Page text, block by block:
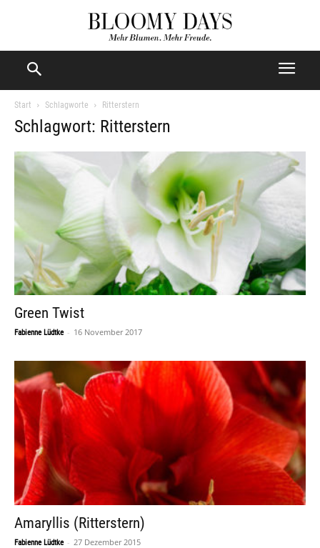
Start Schlagworte Ritterstern
Schlagwort: Ritterstern
Green Twist
Fabienne Lüdtke - 16 November 2017
Amaryllis (Ritterstern)
Fabienne Lüdtke - 27 Dezember 2015